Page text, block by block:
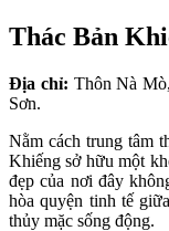
Thác Bản
Địa chỉ: Thôn Nà
Sơn.
Nằm cách trung tâm
Khiếng sở hữu một
đẹp của nơi đây
hòa quyện tinh tế
thủy mặc sống động.